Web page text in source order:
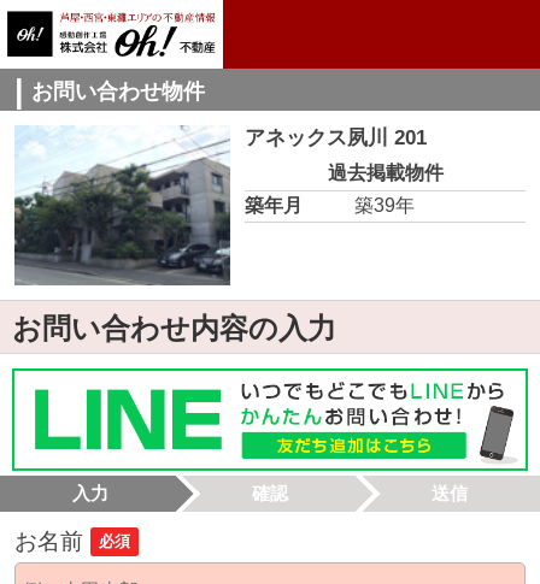
お問い合わせ物件
アネックス夙川 201
過去掲載物件
築年月
築39年
お問い合わせ内容の入力
入力 確認 送信
お名前 必須